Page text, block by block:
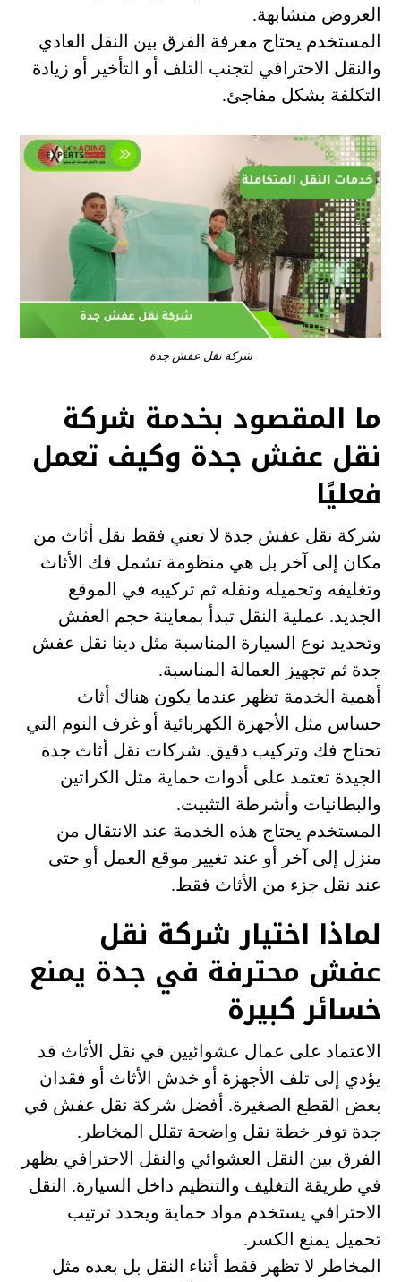
العروض متشابهة.
المستخدم يحتاج معرفة الفرق بين النقل العادي
والنقل الاحترافي لتجنب التلف أو التأخير أو زيادة
التكلفة بشكل مفاجئ.
شركة نقل عفش جدة
ما المقصود بخدمة شركة
نقل عفش جدة وكيف تعمل
فعليًا
شركة نقل عفش جدة لا تعني فقط نقل أثاث من
مكان إلى آخر بل هي منظومة تشمل فك الأثاث
وتغليفه وتحميله ونقله ثم تركيبه في الموقع
الجديد. عملية النقل تبدأ بمعاينة حجم العفش
وتحديد نوع السيارة المناسبة مثل دينا نقل عفش
جدة ثم تجهيز العمالة المناسبة.
أهمية الخدمة تظهر عندما يكون هناك أثاث
حساس مثل الأجهزة الكهربائية أو غرف النوم التي
تحتاج فك وتركيب دقيق. شركات نقل أثاث جدة
الجيدة تعتمد على أدوات حماية مثل الكراتين
والبطانيات وأشرطة التثبيت.
المستخدم يحتاج هذه الخدمة عند الانتقال من
منزل إلى آخر أو عند تغيير موقع العمل أو حتى
عند نقل جزء من الأثاث فقط.
لماذا اختيار شركة نقل
عفش محترفة في جدة يمنع
خسائر كبيرة
الاعتماد على عمال عشوائيين في نقل الأثاث قد
يؤدي إلى تلف الأجهزة أو خدش الأثاث أو فقدان
بعض القطع الصغيرة. أفضل شركة نقل عفش في
جدة توفر خطة نقل واضحة تقلل المخاطر.
الفرق بين النقل العشوائي والنقل الاحترافي يظهر
في طريقة التغليف والتنظيم داخل السيارة. النقل
الاحترافي يستخدم مواد حماية ويحدد ترتيب
تحميل يمنع الكسر.
المخاطر لا تظهر فقط أثناء النقل بل بعده مثل